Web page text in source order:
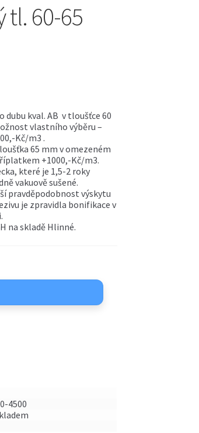
tl. 60-65
dubu kval. AB v tloušťce 60
vlastního výběru –
Kč/m3 .
65 mm v omezeném
+1000,-Kč/m3.
které je 1,5-2 roky
vakuově sušené.
pravděpodobnost výskytu
je zpravidla bonifikace v
na skladě Hlinné.
4500